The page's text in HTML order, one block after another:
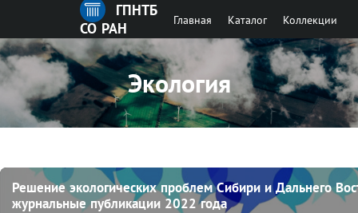
ГПНТБ
СО РАН
Главная Каталог Коллекции
Экология
Решение экологических проблем Сибири и Дальнего
журнальные публикации 2022 года